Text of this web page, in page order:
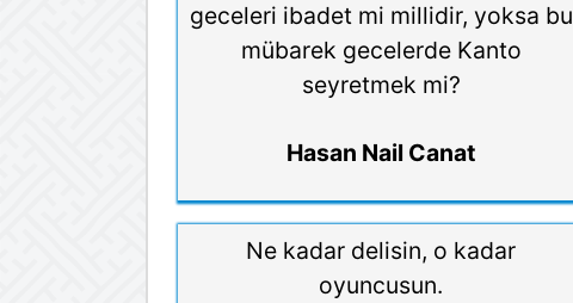
geceleri ibadet mi millidir, yoksa bu
mübarek gecelerde Kanto
seyretmek mi?
Hasan Nail Canat
Ne kadar delisin, o kadar
oyuncusun.